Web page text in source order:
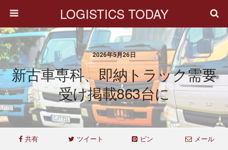
LOGISTICS TODAY
2026年5月26日
新古車専科、即納トラック需要
受け掲載863台に
共有 ツイート ピン メール